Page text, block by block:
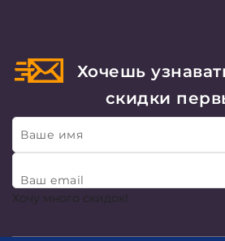
Хочешь
скидки
Ваше имя
Ваш email
Хочу много скидок!